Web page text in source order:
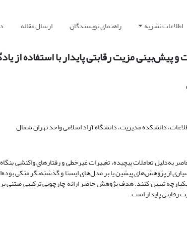
اطلاعات نشریه راهنمای نویسندگان ارسال مقاله
و پیش‌بینی مزیت رقابتی پایدار با استفاده
دانشکده مدیریت، دانشگاه آزاد اسلامی واحد تهران شمال
به‌دلیل تعاملات پیچیده، تغییرات غیرخطی و رفتارهای واکنشی
از پژوهش‌های پیشین یا بر مدل‌های ایستا و گذشته‌نگر متکی بوده‌اند
تبیین کنند. هدف پژوهش حاضر ارائه چارچوبی ترکیبی
رقابتی پایدار است.